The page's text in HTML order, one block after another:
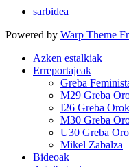
sarbidea
Powered by Warp Theme
Azken estalkiak
Erreportajeak
Greba
M29 Greba
I26 Greba
M30 Greba
U30 Greba
Mikel Zabalza
Bideoak